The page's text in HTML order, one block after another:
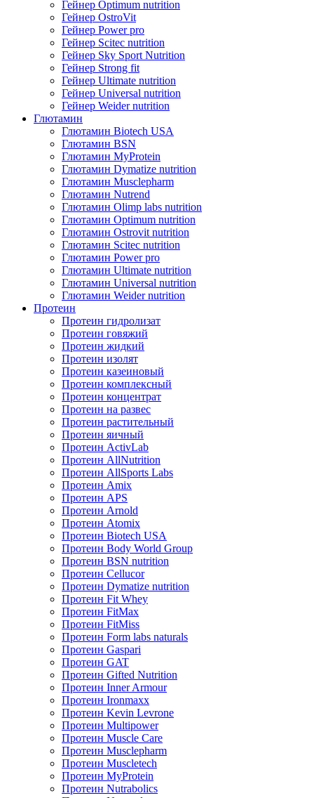
Гейнер Optimum nutrition
Гейнер OstroVit
Гейнер Power pro
Гейнер Scitec nutrition
Гейнер Sky Sport Nutrition
Гейнер Strong fit
Гейнер Ultimate nutrition
Гейнер Universal nutrition
Гейнер Weider nutrition
Глютамин
Глютамин Biotech USA
Глютамин BSN
Глютамин MyProtein
Глютамин Dymatize nutrition
Глютамин Musclepharm
Глютамин Nutrend
Глютамин Olimp labs nutrition
Глютамин Optimum nutrition
Глютамин Ostrovit nutrition
Глютамин Scitec nutrition
Глютамин Power pro
Глютамин Ultimate nutrition
Глютамин Universal nutrition
Глютамин Weider nutrition
Протеин
Протеин гидролизат
Протеин говяжий
Протеин жидкий
Протеин изолят
Протеин казеиновый
Протеин комплексный
Протеин концентрат
Протеин на развес
Протеин растительный
Протеин яичный
Протеин ActivLab
Протеин AllNutrition
Протеин AllSports Labs
Протеин Amix
Протеин APS
Протеин Arnold
Протеин Atomix
Протеин Biotech USA
Протеин Body World Group
Протеин BSN nutrition
Протеин Cellucor
Протеин Dymatize nutrition
Протеин Fit Whey
Протеин FitMax
Протеин FitMiss
Протеин Form labs naturals
Протеин Gaspari
Протеин GAT
Протеин Gifted Nutrition
Протеин Inner Armour
Протеин Ironmaxx
Протеин Kevin Levrone
Протеин Multipower
Протеин Muscle Care
Протеин Musclepharm
Протеин Muscletech
Протеин MyProtein
Протеин Nutrabolics